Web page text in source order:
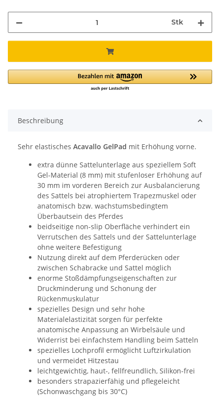
Stk
Beschreibung
Sehr elastisches Acavallo GelPad mit Erhöhung vorne.
extra dünne Sattelunterlage aus speziellem Soft
Gel-Material (8 mm) mit stufenloser Erhöhung auf
30 mm im vorderen Bereich zur Ausbalancierung
des Sattels bei atrophiertem Trapezmuskel oder
anatomisch bzw. wachstumsbedingtem
Überbautsein des Pferdes
beidseitige non-slip Oberfläche verhindert ein
Verrutschen des Sattels und der Sattelunterlage
ohne weitere Befestigung
Nutzung direkt auf dem Pferderücken oder
zwischen Schabracke und Sattel möglich
enorme Stoßdämpfungseigenschaften zur
Druckminderung und Schonung der
Rückenmuskulatur
spezielles Design und sehr hohe
Materialelastizität sorgen für perfekte
anatomische Anpassung an Wirbelsäule und
Widerrist bei einfachstem Handling beim Satteln
spezielles Lochprofil ermöglicht Luftzirkulation
und vermeidet Hitzestau
leichtgewichtig, haut-, fellfreundlich, Silikon-frei
besonders strapazierfähig und pflegeleicht
(Schonwaschgang bis 30°C)